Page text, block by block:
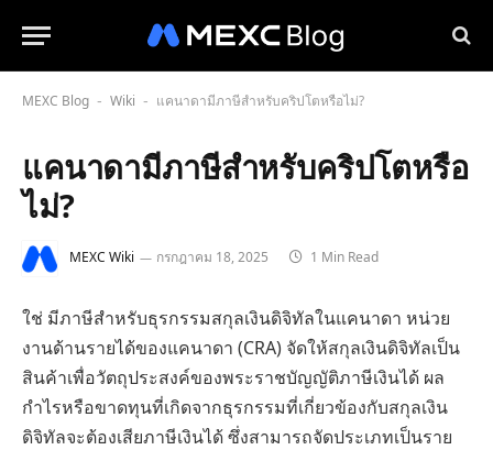
MEXC Blog - Wiki - แคนาดามีภาษีสำหรับคริปโตหรือไม่?
แคนาดามีภาษีสำหรับคริปโตหรือ
ไม่?
MEXC Wiki กรกฎาคม 18, 2025 1 Min Read
ใช่ มีภาษีสำหรับธุรกรรมสกุลเงินดิจิทัลในแคนาดา หน่วย
งานด้านรายได้ของแคนาดา (CRA) จัดให้สกุลเงินดิจิทัลเป็น
สินค้าเพื่อวัตถุประสงค์ของพระราชบัญญัติภาษีเงินได้ ผล
กำไรหรือขาดทุนที่เกิดจากธุรกรรมที่เกี่ยวข้องกับสกุลเงิน
ดิจิทัลจะต้องเสียภาษีเงินได้ ซึ่งสามารถจัดประเภทเป็นราย